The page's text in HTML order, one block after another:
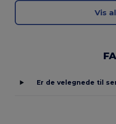
Vis
Er de velegnede til